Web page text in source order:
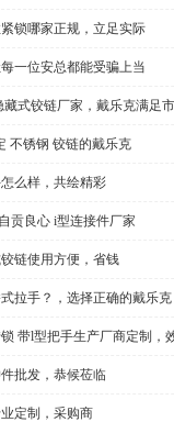
锁哪家正规，立足实际
一位安总都能受骗上当
藏式铰链厂家，戴乐克满足
不锈钢 铰链的戴乐克
么样，共绘精彩
贡良心 i型连接件厂家
链使用方便，省钱
拉手？，选择正确的戴乐克
带l型把手生产厂商定制，
批发，恭候莅临
定制，采购商